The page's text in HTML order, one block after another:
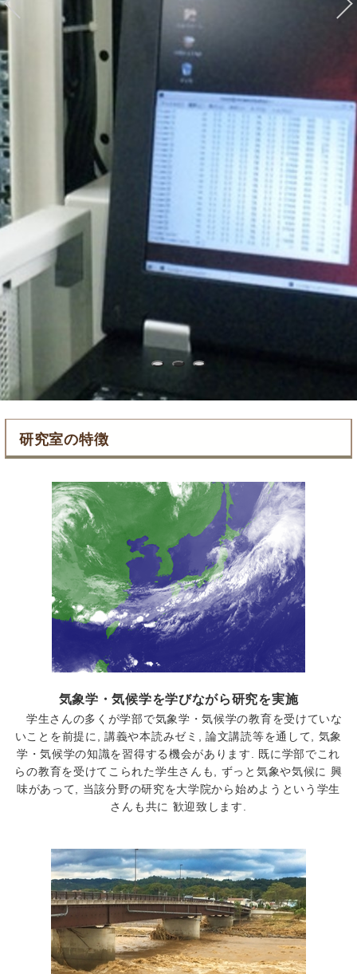
1 3
研究室の特徴
気象学・気候学を学びながら研究を実施
学生さんの多くが学部で気象学・気候学の教育を受けていな
いことを前提に, 講義や本読みゼミ, 論文講読等を通して, 気象
学・気候学の知識を習得する機会があります. 既に学部でこれ
らの教育を受けてこられた学生さんも, ずっと気象や気候に 興
味があって, 当該分野の研究を大学院から始めようという学生
さんも共に 歓迎致します.